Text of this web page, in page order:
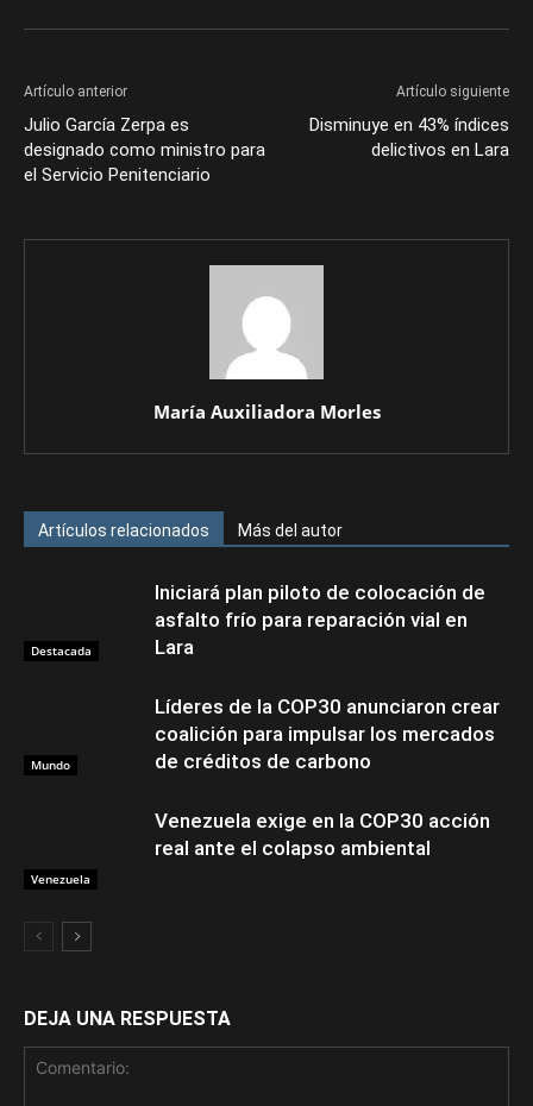
Artículo anterior
Julio García Zerpa es
designado como ministro para
el Servicio Penitenciario
Artículo siguiente
Disminuye en 43% índices
delictivos en Lara
María Auxiliadora Morles
Artículos relacionados Más del autor
Destacada
Iniciará plan piloto de colocación de
asfalto frío para reparación vial en
Lara
Mundo
Líderes de la COP30 anunciaron crear
coalición para impulsar los mercados
de créditos de carbono
Venezuela
Venezuela exige en la COP30 acción
real ante el colapso ambiental
DEJA UNA RESPUESTA